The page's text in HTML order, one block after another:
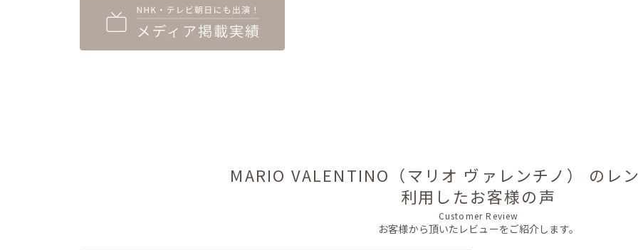
MARIO VALENTINO（マリオ ヴァレンチノ） のレ
利用したお客様の声
Customer Review
お客様から頂いたレビューをご紹介します。